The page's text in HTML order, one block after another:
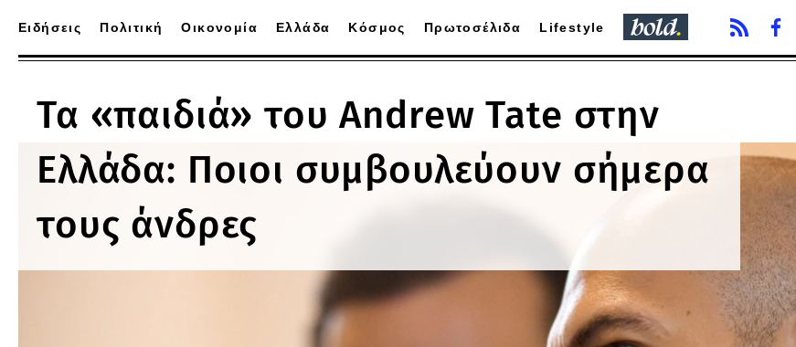
Ειδήσεις Πολιτική Οικονομία Ελλάδα Κόσμος Πρωτοσέλιδα Lifestyle
Τα «παιδιά» του Andrew Tate στην
Ελλάδα: Ποιοι συμβουλεύουν σήμερα
τους άνδρες